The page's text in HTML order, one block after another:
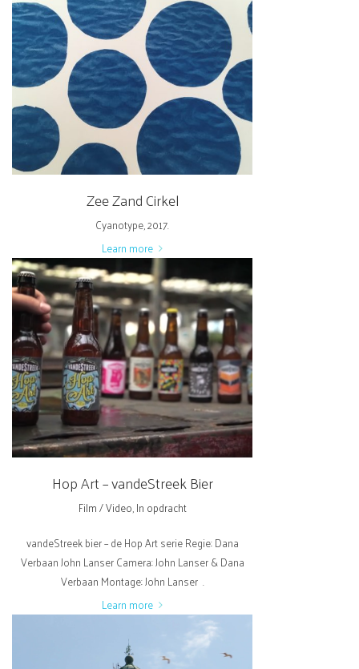
Zee Zand Cirkel
Cyanotype, 2017.
Learn more
Hop Art – vandeStreek Bier
Film / Video,In opdracht
vandeStreek bier – de Hop Art serie Regie: Dana
Verbaan John Lanser Camera: John Lanser & Dana
Verbaan Montage: John Lanser .
Learn more